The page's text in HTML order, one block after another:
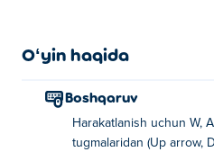
mutaxassisga aylaning!
Grass Cutterni qanday
Harakat qilish uchun WASD,
Oʻyin haqida
Boshqaruv
Harakatlanish uchun W,
tugmalaridan (Up arrow,